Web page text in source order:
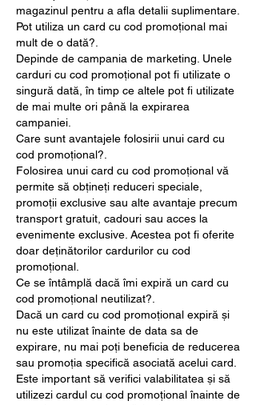
magazinul pentru a afla detalii suplimentare.
Pot utiliza un card cu cod promoțional mai
mult de o dată?.
Depinde de campania de marketing. Unele
carduri cu cod promoțional pot fi utilizate o
singură dată, în timp ce altele pot fi utilizate
de mai multe ori până la expirarea
campaniei.
Care sunt avantajele folosirii unui card cu
cod promoțional?.
Folosirea unui card cu cod promoțional vă
permite să obțineți reduceri speciale,
promoții exclusive sau alte avantaje precum
transport gratuit, cadouri sau acces la
evenimente exclusive. Acestea pot fi oferite
doar deținătorilor cardurilor cu cod
promoțional.
Ce se întâmplă dacă îmi expiră un card cu
cod promoțional neutilizat?.
Dacă un card cu cod promoțional expiră și
nu este utilizat înainte de data sa de
expirare, nu mai poți beneficia de reducerea
sau promoția specifică asociată acelui card.
Este important să verifici valabilitatea și să
utilizezi cardul cu cod promoțional înainte de